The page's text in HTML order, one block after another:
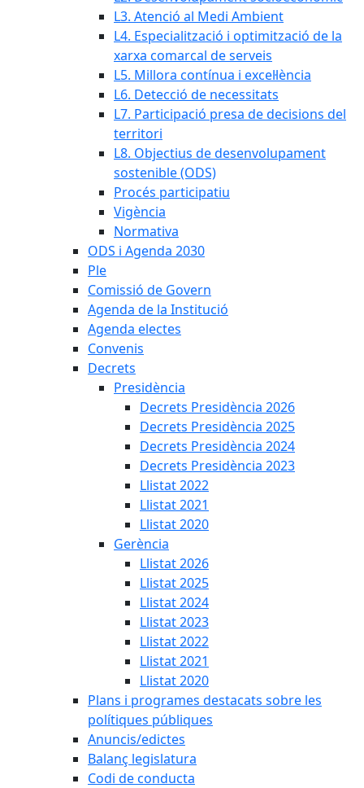
L3. Atenció al Medi Ambient
L4. Especialització i optimització de la
xarxa comarcal de serveis
L5. Millora contínua i excel·lència
L6. Detecció de necessitats
L7. Participació presa de decisions del
territori
L8. Objectius de desenvolupament
sostenible (ODS)
Procés participatiu
Vigència
Normativa
ODS i Agenda 2030
Ple
Comissió de Govern
Agenda de la Institució
Agenda electes
Convenis
Decrets
Presidència
Decrets Presidència 2026
Decrets Presidència 2025
Decrets Presidència 2024
Decrets Presidència 2023
Llistat 2022
Llistat 2021
Llistat 2020
Gerència
Llistat 2026
Llistat 2025
Llistat 2024
Llistat 2023
Llistat 2022
Llistat 2021
Llistat 2020
Plans i programes destacats sobre les
polítiques públiques
Anuncis/edictes
Balanç legislatura
Codi de conducta